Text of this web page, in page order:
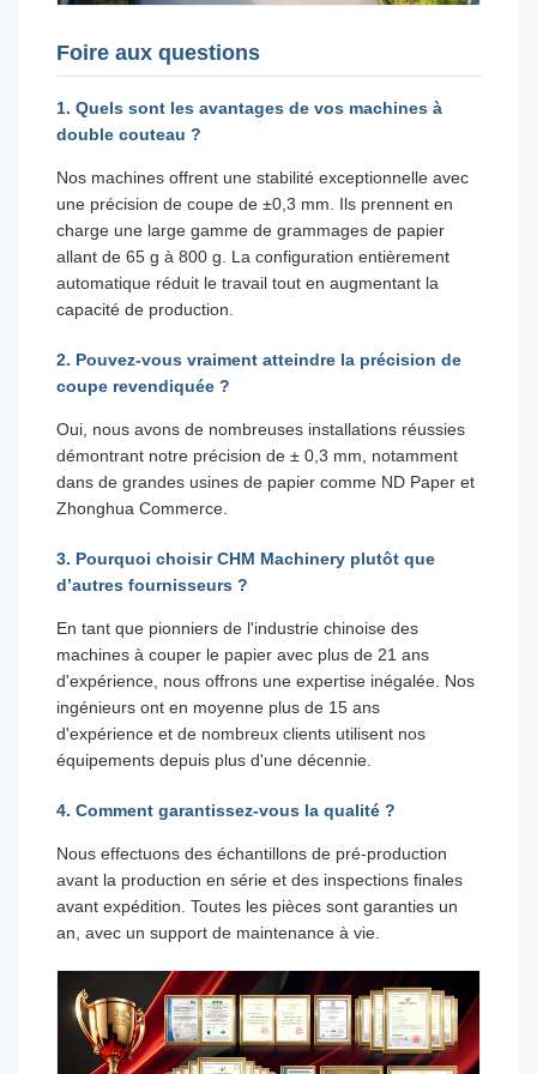
Foire aux questions
1. Quels sont les avantages de vos machines à
double couteau ?
Nos machines offrent une stabilité exceptionnelle avec
une précision de coupe de ±0,3 mm. Ils prennent en
charge une large gamme de grammages de papier
allant de 65 g à 800 g. La configuration entièrement
automatique réduit le travail tout en augmentant la
capacité de production.
2. Pouvez-vous vraiment atteindre la précision de
coupe revendiquée ?
Oui, nous avons de nombreuses installations réussies
démontrant notre précision de ± 0,3 mm, notamment
dans de grandes usines de papier comme ND Paper et
Zhonghua Commerce.
3. Pourquoi choisir CHM Machinery plutôt que
d’autres fournisseurs ?
En tant que pionniers de l'industrie chinoise des
machines à couper le papier avec plus de 21 ans
d'expérience, nous offrons une expertise inégalée. Nos
ingénieurs ont en moyenne plus de 15 ans
d'expérience et de nombreux clients utilisent nos
équipements depuis plus d'une décennie.
4. Comment garantissez-vous la qualité ?
Nous effectuons des échantillons de pré-production
avant la production en série et des inspections finales
avant expédition. Toutes les pièces sont garanties un
an, avec un support de maintenance à vie.